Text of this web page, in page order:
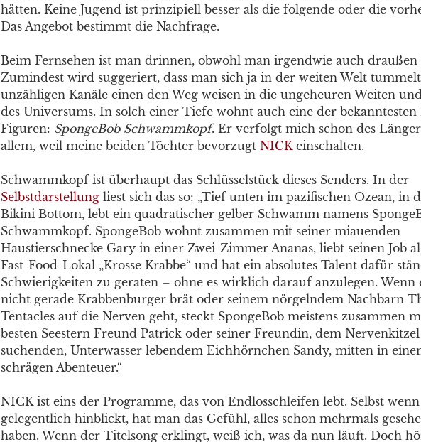
hätten. Keine Jugend ist prinzipiell besser als die folgende oder die
Das Angebot bestimmt die Nachfrage.
Beim Fernsehen ist man drinnen, obwohl man irgendwie auch draußen
Zumindest wird suggeriert, dass man sich ja in der weiten Welt
unzähligen Kanäle einen den Weg weisen in die ungeheuren Weiten
des Universums. In solch einer Tiefe wohnt auch eine der bekanntesten
Figuren: SpongeBob Schwammkopf. Er verfolgt mich schon des
allem, weil meine beiden Töchter bevorzugt NICKeinschalten.
Schwammkopf ist überhaupt das Schlüsselstück dieses Senders. In der
Selbstdarstellung liest sich das so: „Tief unten im pazifischen Ozean, in
Bikini Bottom, lebt ein quadratischer gelber Schwamm namens
Schwammkopf. SpongeBob wohnt zusammen mit seiner miauenden
Haustierschnecke Gary in einer Zwei-Zimmer Ananas, liebt seinen Job
Fast-Food-Lokal „Krosse Krabbe“ und hat ein absolutes Talent dafür
Schwierigkeiten zu geraten – ohne es wirklich darauf anzulegen. Wenn
nicht gerade Krabbenburger brät oder seinem nörgelndem Nachbarn
Tentacles auf die Nerven geht, steckt SpongeBob meistens zusammen
besten Seestern Freund Patrick oder seiner Freundin, dem Nervenkitzel
suchenden, Unterwasser lebendem Eichhörnchen Sandy, mitten in
schrägen Abenteuer.“
NICK ist eins der Programme, das von Endlosschleifen lebt. Selbst
gelegentlich hinblickt, hat man das Gefühl, alles schon mehrmals
haben. Wenn der Titelsong erklingt, weiß ich, was da nun läuft. Doch